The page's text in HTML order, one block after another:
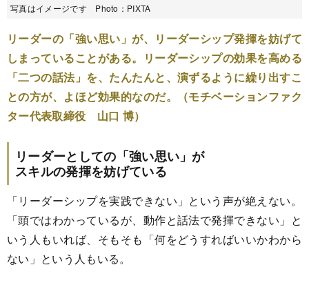
写真はイメージです Photo：PIXTA
リーダーの「強い思い」が、リーダーシップ発揮を妨げて
しまっていることがある。リーダーシップの効果を高める
「二つの話法」を、たんたんと、演ずるように繰り出すこ
との方が、よほど効果的なのだ。（モチベーションファク
ター代表取締役 山口 博）
リーダーとしての「強い思い」が
スキルの発揮を妨げている
「リーダーシップを実践できない」という声が絶えない。
「頭ではわかっているが、動作と話法で発揮できない」と
いう人もいれば、そもそも「何をどうすればいいかわから
ない」という人もいる。